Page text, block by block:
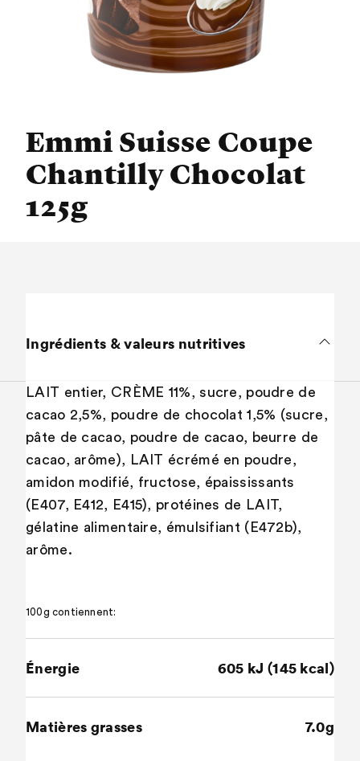
Emmi Suisse Coupe
Chantilly Chocolat
125g
Ingrédients & valeurs nutritives
LAIT entier, CRÈME 11%, sucre, poudre de
cacao 2,5%, poudre de chocolat 1,5% (sucre,
pâte de cacao, poudre de cacao, beurre de
cacao, arôme), LAIT écrémé en poudre,
amidon modifié, fructose, épaississants
(E407, E412, E415), protéines de LAIT,
gélatine alimentaire, émulsifiant (E472b),
arôme.
100g contiennent:
Énergie 605 kJ (145 kcal)
Matières grasses 7.0g